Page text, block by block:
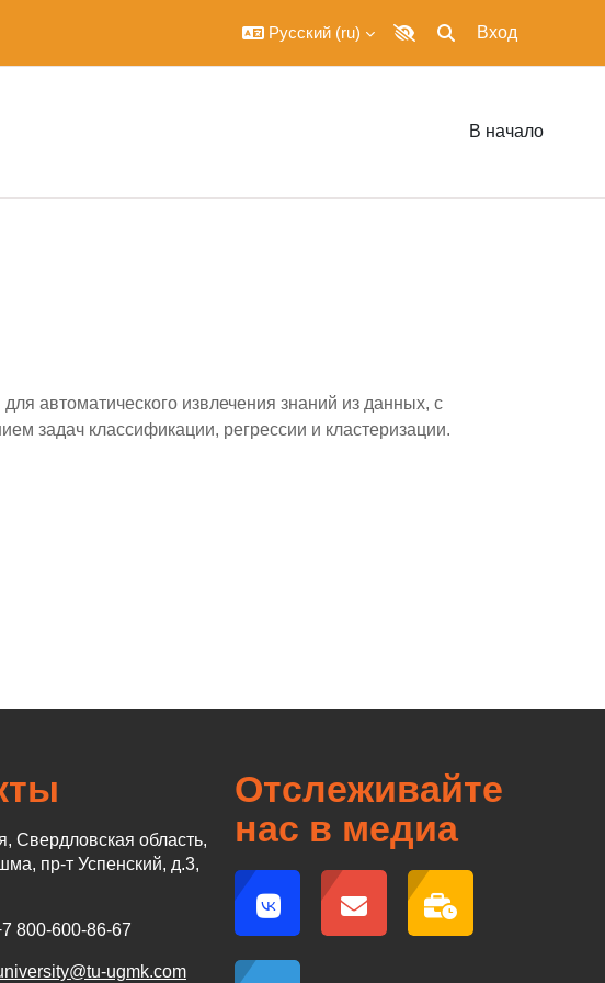
Русский ‎(ru)‎
Изменить данные
Вход
В начало
автоматического извлечения знаний из данных, с
задач классификации, регрессии и кластеризации.
Свердловская область,
пр-т Успенский, д.3,
800-600-86-67
ugmk.com
Отслеживайте
нас в медиа